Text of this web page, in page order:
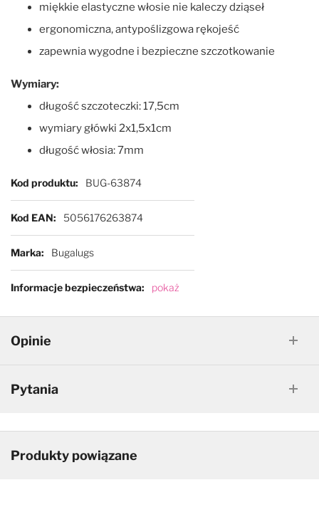
miękkie elastyczne włosie nie kaleczy dziąseł
ergonomiczna, antypoślizgowa rękojeść
zapewnia wygodne i bezpieczne szczotkowanie
Wymiary:
długość szczoteczki: 17,5cm
wymiary główki 2x1,5x1cm
długość włosia: 7mm
Więcej informacji
Kod produktu BUG-63874
Kod EAN 5056176263874
Marka Bugalugs
Informacje bezpieczeństwa pokaż
Opinie
Pytania
Produkty powiązane